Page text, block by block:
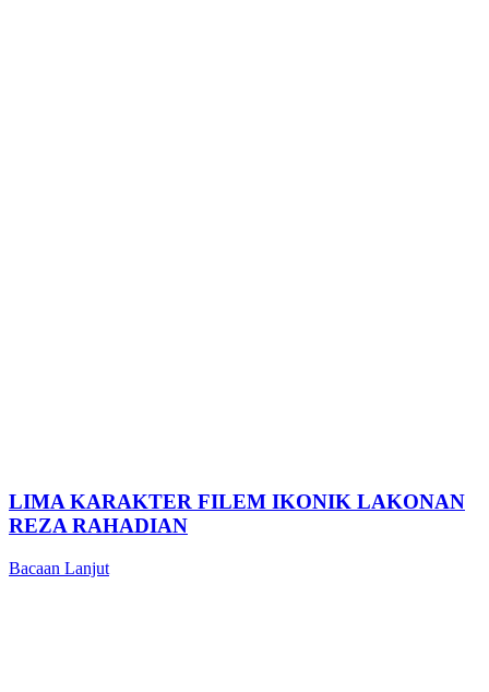
LIMA KARAKTER FILEM IKONIK LAKONAN
REZA RAHADIAN
Bacaan Lanjut